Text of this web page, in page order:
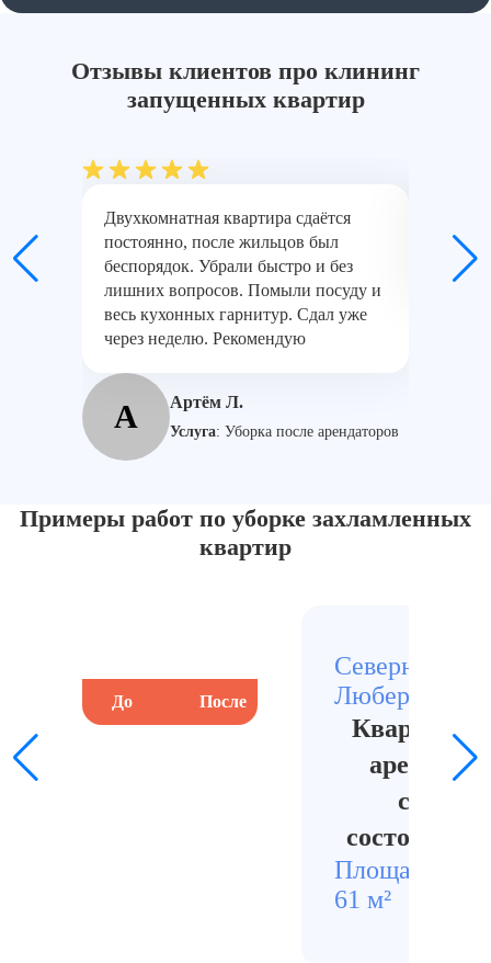
Отзывы клиентов про клининг
запущенных квартир
Двухкомнатная квартира сдаётся
постоянно, после жильцов был
беспорядок. Убрали быстро и без
лишних вопросов. Помыли посуду и
весь кухонных гарнитур. Сдал уже
через неделю. Рекомендую
А Артём Л.
Услуга: Уборка после арендаторов
лучше,
Примеры работ по уборке захламленных
квартир
До После
Северные
Люберцы
Квартира
состояние
Площадь
61 м²